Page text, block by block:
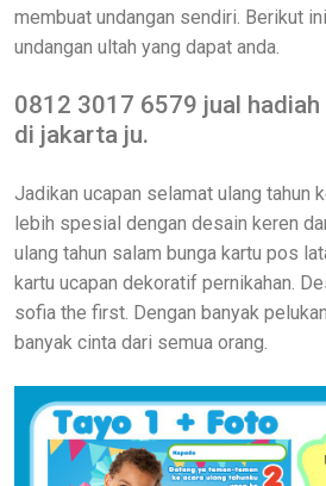
membuat undangan sendiri. Berikut
undangan ultah yang dapat anda.
0812 3017 6579 jual
di jakarta ju.
Jadikan ucapan selamat ulang tahun
lebih spesial dengan desain keren
ulang tahun salam bunga kartu pos
kartu ucapan dekoratif pernikahan.
sofia the first. Dengan banyak
banyak cinta dari semua orang.